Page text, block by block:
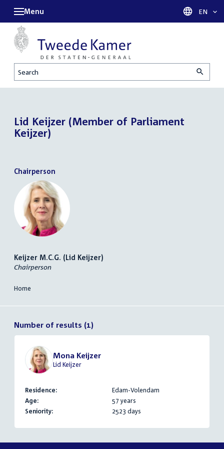
Search
Menu EN
Lid Keijzer (Member of Parliament
Keijzer)
Chairperson
Keijzer M.C.G. (Lid Keijzer)
Chairperson
Home
Number of results (1)
Mona Keijzer
Lid Keijzer
Residence:
Edam-Volendam
Age:
57 years
Seniority:
2523 days